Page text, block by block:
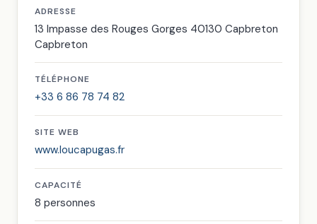
ADRESSE
13 Impasse des Rouges Gorges 40130 Capbreton
Capbreton
TÉLÉPHONE
+33 6 86 78 74 82
SITE WEB
www.loucapugas.fr
CAPACITÉ
8 personnes